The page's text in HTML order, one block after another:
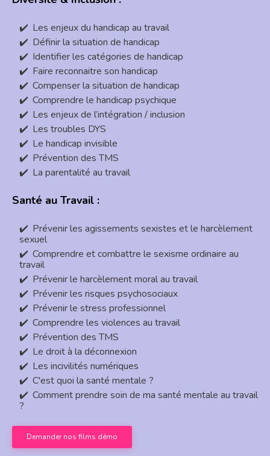
Les enjeux du handicap au travail
Définir la situation de handicap
Identifier les catégories de handicap
Faire reconnaitre son handicap
Compenser la situation de handicap
Comprendre le handicap psychique
Les enjeux de l’intégration / inclusion
Les troubles DYS
Le handicap invisible
Prévention des TMS
La parentalité au travail
Santé au Travail :
Prévenir les agissements sexistes et le harcèlement
sexuel
Comprendre et combattre le sexisme ordinaire au
travail
Prévenir le harcèlement moral au travail
Prévenir les risques psychosociaux
Prévenir le stress professionnel
Comprendre les violences au travail
Prévention des TMS
Le droit à la déconnexion
Les incivilités numériques
C'est quoi la santé mentale ?
Comment prendre soin de ma santé mentale au travail
?
Demander nos films démo